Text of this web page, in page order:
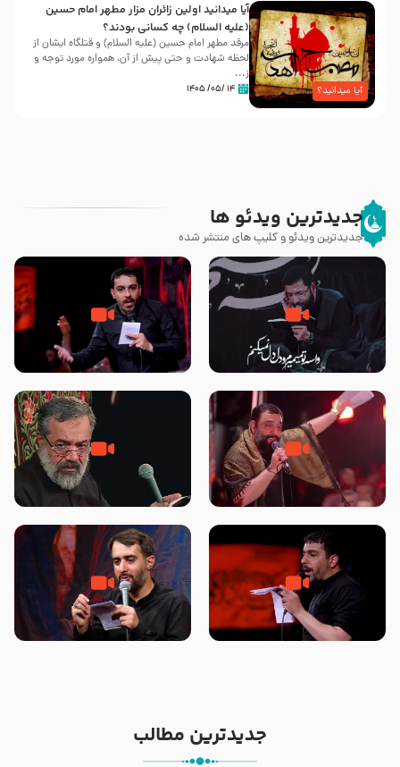
آیا میدانید؟
آیا میدانید اولین زائران مزار مطهر امام حسین
(علیه السلام) چه کسانی بودند؟
مرقد مطهر امام حسین (علیه السلام) و قتلگاه ایشان از
لحظه شهادت و حتی پیش از آن، همواره مورد توجه و
ز...
۱۴ /۰۵/ ۱۴۰۵
جدیدترین ویدئو ها
جدیدترین ویدئو و کلیپ های منتشر شده
مصداق کربلا – حاج حسین سیب
سرخی
شور ، حسینا! به‌ حق زهرا «أُنْظُرْ
إِلَینا» – عزاداری شب هفتم ماه
جانا جانا ابی عبدالله – کربلایی جواد
مقدم – شب هشتم محرم 1448 –
مادر منم مثل تو خمیدم – حاج
محمود کریمی – شهادت حضرت
هیئت رایة العباس علیه السلام
تک ، عبّاس، صاحب دل‌هاست –
حاج حنیف طاهری – عزاداری شب
من غلام نوکراتم من عاشق کربلاتم
– شور زمینه – شب هفتم – محرم
جدیدترین مطالب